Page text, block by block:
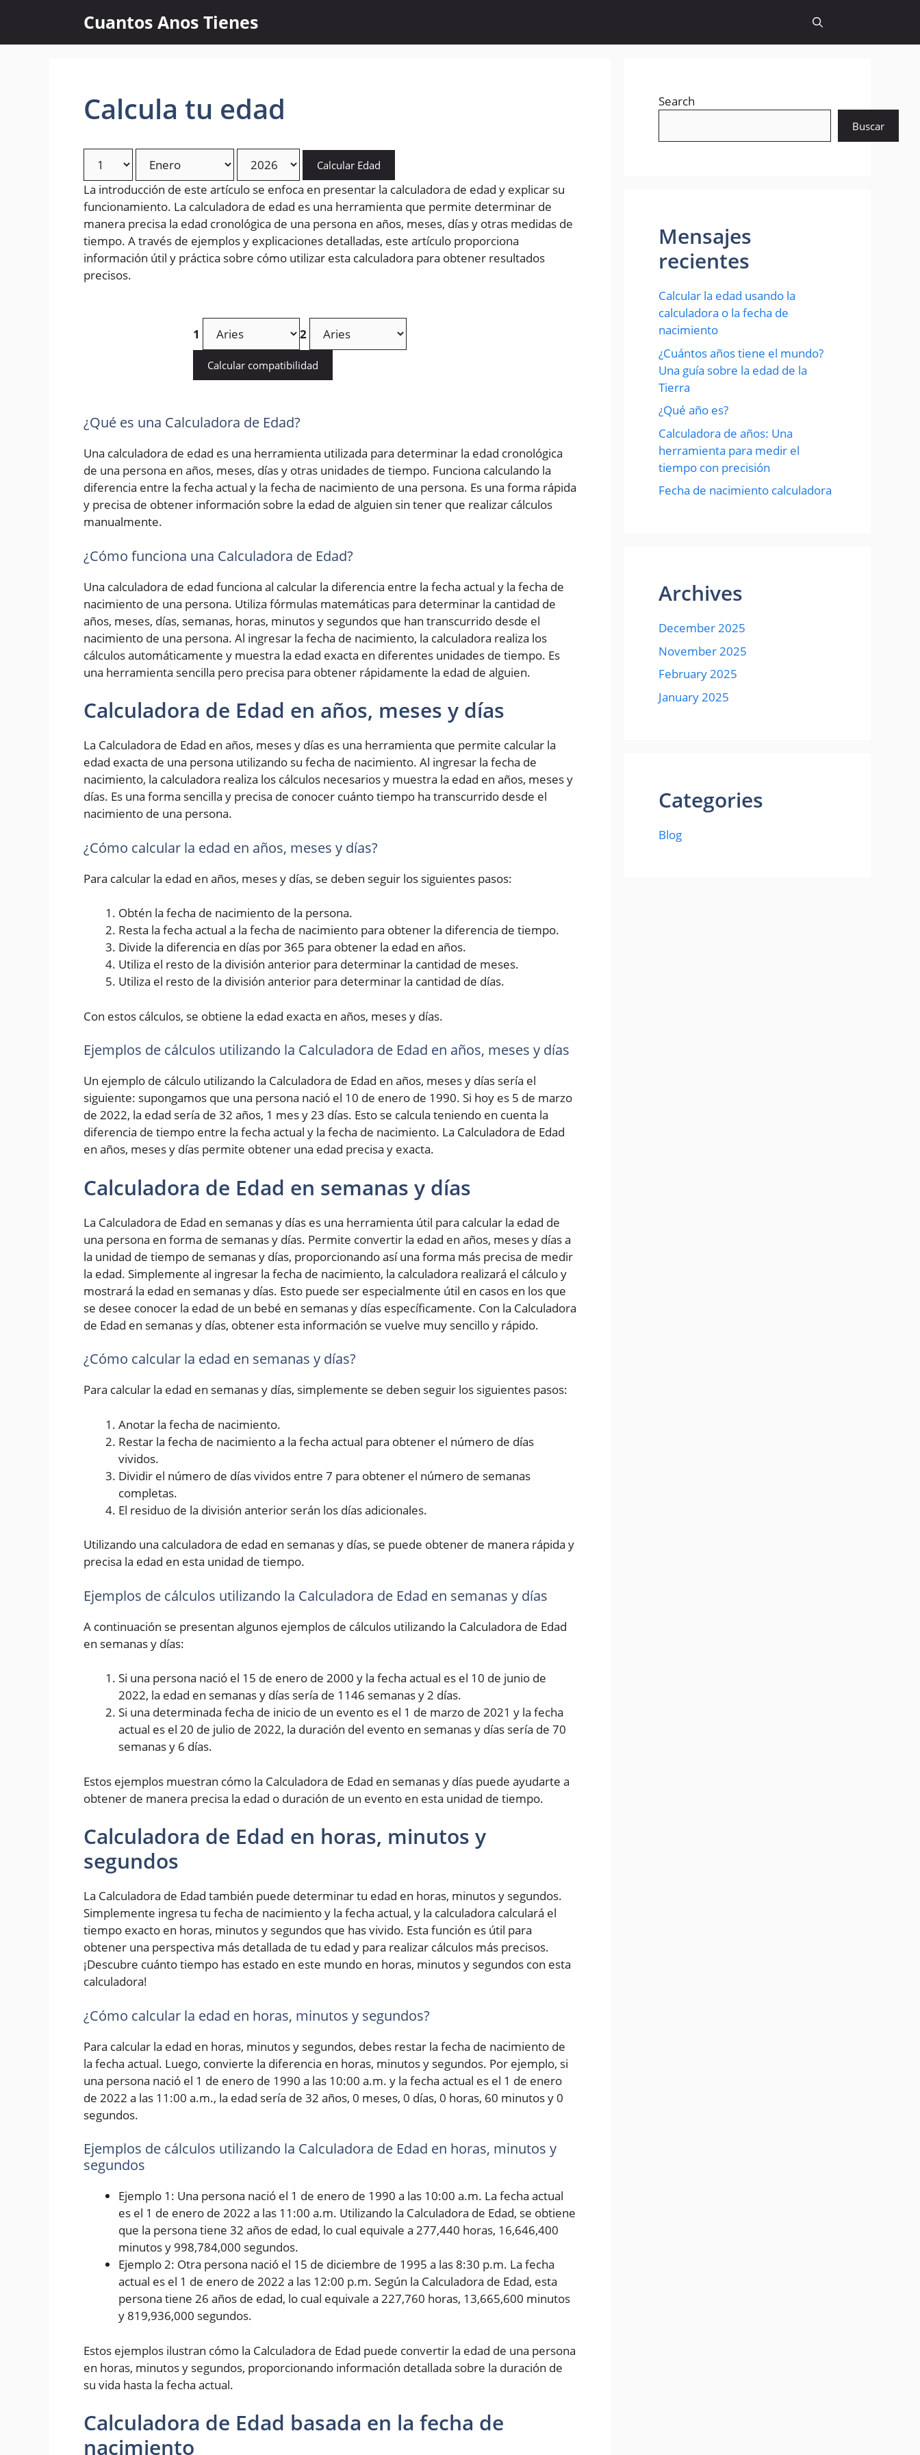
content
Cuantos Anos Tienes
Calcula tu edad
Calcular Edad
La introducción de este artículo se enfoca en presentar la calculadora de edad y explicar su
funcionamiento. La calculadora de edad es una herramienta que permite determinar de
manera precisa la edad cronológica de una persona en años, meses, días y otras medidas de
tiempo. A través de ejemplos y explicaciones detalladas, este artículo proporciona
información útil y práctica sobre cómo utilizar esta calculadora para obtener resultados
precisos.
1 2
Calcular compatibilidad
¿Qué es una Calculadora de Edad?
Una calculadora de edad es una herramienta utilizada para determinar la edad cronológica
de una persona en años, meses, días y otras unidades de tiempo. Funciona calculando la
diferencia entre la fecha actual y la fecha de nacimiento de una persona. Es una forma rápida
y precisa de obtener información sobre la edad de alguien sin tener que realizar cálculos
manualmente.
¿Cómo funciona una Calculadora de Edad?
Una calculadora de edad funciona al calcular la diferencia entre la fecha actual y la fecha de
nacimiento de una persona. Utiliza fórmulas matemáticas para determinar la cantidad de
años, meses, días, semanas, horas, minutos y segundos que han transcurrido desde el
nacimiento de una persona. Al ingresar la fecha de nacimiento, la calculadora realiza los
cálculos automáticamente y muestra la edad exacta en diferentes unidades de tiempo. Es
una herramienta sencilla pero precisa para obtener rápidamente la edad de alguien.
Calculadora de Edad en años, meses y días
La Calculadora de Edad en años, meses y días es una herramienta que permite calcular la
edad exacta de una persona utilizando su fecha de nacimiento. Al ingresar la fecha de
nacimiento, la calculadora realiza los cálculos necesarios y muestra la edad en años, meses y
días. Es una forma sencilla y precisa de conocer cuánto tiempo ha transcurrido desde el
nacimiento de una persona.
¿Cómo calcular la edad en años, meses y días?
Para calcular la edad en años, meses y días, se deben seguir los siguientes pasos:
Obtén la fecha de nacimiento de la persona.
Resta la fecha actual a la fecha de nacimiento para obtener la diferencia de tiempo.
Divide la diferencia en días por 365 para obtener la edad en años.
Utiliza el resto de la división anterior para determinar la cantidad de meses.
Utiliza el resto de la división anterior para determinar la cantidad de días.
Con estos cálculos, se obtiene la edad exacta en años, meses y días.
Ejemplos de cálculos utilizando la Calculadora de Edad en años, meses y días
Un ejemplo de cálculo utilizando la Calculadora de Edad en años, meses y días sería el
siguiente: supongamos que una persona nació el 10 de enero de 1990. Si hoy es 5 de marzo
de 2022, la edad sería de 32 años, 1 mes y 23 días. Esto se calcula teniendo en cuenta la
diferencia de tiempo entre la fecha actual y la fecha de nacimiento. La Calculadora de Edad
en años, meses y días permite obtener una edad precisa y exacta.
Calculadora de Edad en semanas y días
La Calculadora de Edad en semanas y días es una herramienta útil para calcular la edad de
una persona en forma de semanas y días. Permite convertir la edad en años, meses y días a
la unidad de tiempo de semanas y días, proporcionando así una forma más precisa de medir
la edad. Simplemente al ingresar la fecha de nacimiento, la calculadora realizará el cálculo y
mostrará la edad en semanas y días. Esto puede ser especialmente útil en casos en los que
se desee conocer la edad de un bebé en semanas y días específicamente. Con la Calculadora
de Edad en semanas y días, obtener esta información se vuelve muy sencillo y rápido.
¿Cómo calcular la edad en semanas y días?
Para calcular la edad en semanas y días, simplemente se deben seguir los siguientes pasos:
Anotar la fecha de nacimiento.
Restar la fecha de nacimiento a la fecha actual para obtener el número de días
vividos.
Dividir el número de días vividos entre 7 para obtener el número de semanas
completas.
El residuo de la división anterior serán los días adicionales.
Utilizando una calculadora de edad en semanas y días, se puede obtener de manera rápida y
precisa la edad en esta unidad de tiempo.
Ejemplos de cálculos utilizando la Calculadora de Edad en semanas y días
A continuación se presentan algunos ejemplos de cálculos utilizando la Calculadora de Edad
en semanas y días:
Si una persona nació el 15 de enero de 2000 y la fecha actual es el 10 de junio de
2022, la edad en semanas y días sería de 1146 semanas y 2 días.
Si una determinada fecha de inicio de un evento es el 1 de marzo de 2021 y la fecha
actual es el 20 de julio de 2022, la duración del evento en semanas y días sería de 70
semanas y 6 días.
Estos ejemplos muestran cómo la Calculadora de Edad en semanas y días puede ayudarte a
obtener de manera precisa la edad o duración de un evento en esta unidad de tiempo.
Calculadora de Edad en horas, minutos y
segundos
La Calculadora de Edad también puede determinar tu edad en horas, minutos y segundos.
Simplemente ingresa tu fecha de nacimiento y la fecha actual, y la calculadora calculará el
tiempo exacto en horas, minutos y segundos que has vivido. Esta función es útil para
obtener una perspectiva más detallada de tu edad y para realizar cálculos más precisos.
¡Descubre cuánto tiempo has estado en este mundo en horas, minutos y segundos con esta
calculadora!
¿Cómo calcular la edad en horas, minutos y segundos?
Para calcular la edad en horas, minutos y segundos, debes restar la fecha de nacimiento de
la fecha actual. Luego, convierte la diferencia en horas, minutos y segundos. Por ejemplo, si
una persona nació el 1 de enero de 1990 a las 10:00 a.m. y la fecha actual es el 1 de enero
de 2022 a las 11:00 a.m., la edad sería de 32 años, 0 meses, 0 días, 0 horas, 60 minutos y 0
segundos.
Ejemplos de cálculos utilizando la Calculadora de Edad en horas, minutos y
segundos
Ejemplo 1: Una persona nació el 1 de enero de 1990 a las 10:00 a.m. La fecha actual
es el 1 de enero de 2022 a las 11:00 a.m. Utilizando la Calculadora de Edad, se obtiene
que la persona tiene 32 años de edad, lo cual equivale a 277,440 horas, 16,646,400
minutos y 998,784,000 segundos.
Ejemplo 2: Otra persona nació el 15 de diciembre de 1995 a las 8:30 p.m. La fecha
actual es el 1 de enero de 2022 a las 12:00 p.m. Según la Calculadora de Edad, esta
persona tiene 26 años de edad, lo cual equivale a 227,760 horas, 13,665,600 minutos
y 819,936,000 segundos.
Estos ejemplos ilustran cómo la Calculadora de Edad puede convertir la edad de una persona
en horas, minutos y segundos, proporcionando información detallada sobre la duración de
su vida hasta la fecha actual.
Calculadora de Edad basada en la fecha de
nacimiento
Search
Buscar
Mensajes
recientes
Calcular la edad usando la
calculadora o la fecha de
nacimiento
¿Cuántos años tiene el mundo?
Una guía sobre la edad de la
Tierra
¿Qué año es?
Calculadora de años: Una
herramienta para medir el
tiempo con precisión
Fecha de nacimiento calculadora
Archives
December 2025
November 2025
February 2025
January 2025
Categories
Blog